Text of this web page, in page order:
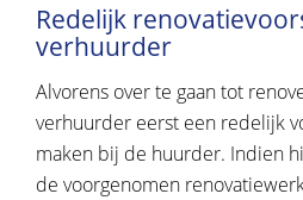
Redelijk
verhuurder
Alvorens over te gaan tot
verhuurder eerst een redelijk
maken bij de huurder. Indien
de voorgenomen